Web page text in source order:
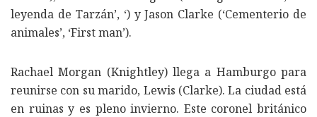
leyenda de Tarzán’, ‘) y Jason Clarke (‘Cementerio de
animales’, ‘First man’).
Rachael Morgan (Knightley) llega a Hamburgo para
reunirse con su marido, Lewis (Clarke). La ciudad está
en ruinas y es pleno invierno. Este coronel británico